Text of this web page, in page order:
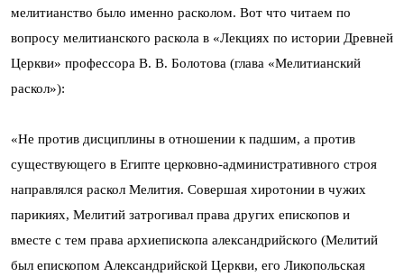
мелитианство было именно расколом. Вот что читаем по
вопросу мелитианского раскола в «Лекциях по истории Древней
Церкви» профессора В. В. Болотова (глава «Мелитианский
раскол»):
«Не против дисциплины в отношении к падшим, а против
существующего в Египте церковно-административного строя
направлялся раскол Мелития. Совершая хиротонии в чужих
парикиях, Мелитий затрогивал права других епископов и
вместе с тем права архиепископа александрийского (Мелитий
был епископом Александрийской Церкви, его Ликопольская